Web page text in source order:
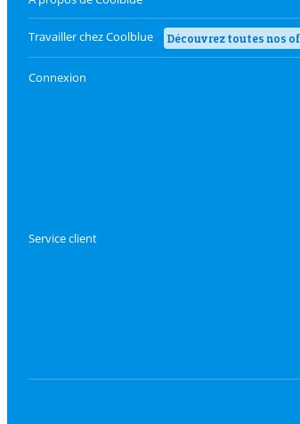
Travailler chez Coolblue Découvrez toutes nos
Connexion
Service client